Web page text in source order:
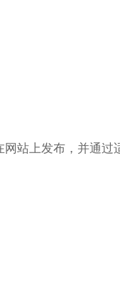
站上发布，并通过